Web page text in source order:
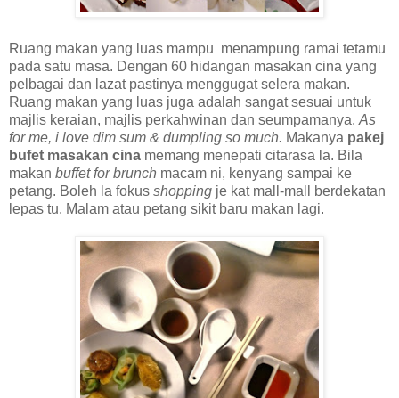
Ruang makan yang luas mampu menampung ramai tetamu
pada satu masa. Dengan 60 hidangan masakan cina yang
pelbagai dan lazat pastinya menggugat selera makan.
Ruang makan yang luas juga adalah sangat sesuai untuk
majlis keraian, majlis perkahwinan dan seumpamanya. As
for me, i love dim sum & dumpling so much. Makanya pakej
bufet masakan cina memang menepati citarasa la. Bila
makan buffet for brunch macam ni, kenyang sampai ke
petang. Boleh la fokus shopping je kat mall-mall berdekatan
lepas tu. Malam atau petang sikit baru makan lagi.